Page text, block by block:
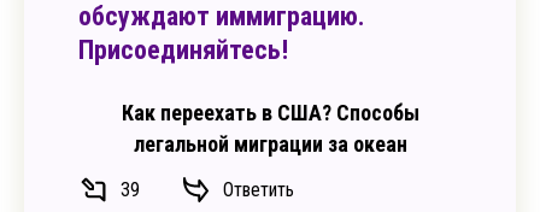
обсуждают иммиграцию.
Присоединяйтесь!
Как переехать в США? Способы
легальной миграции за океан
39 Ответить